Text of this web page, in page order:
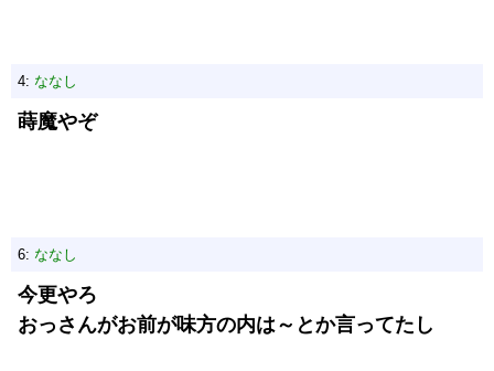
4: ななし
蒔魔やぞ
6: ななし
今更やろ
おっさんがお前が味方の内は～とか言ってたし